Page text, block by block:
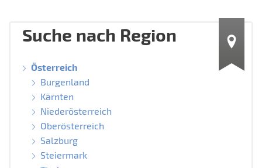
Suche nach Region
Österreich
Burgenland
Kärnten
Niederösterreich
Oberösterreich
Salzburg
Steiermark